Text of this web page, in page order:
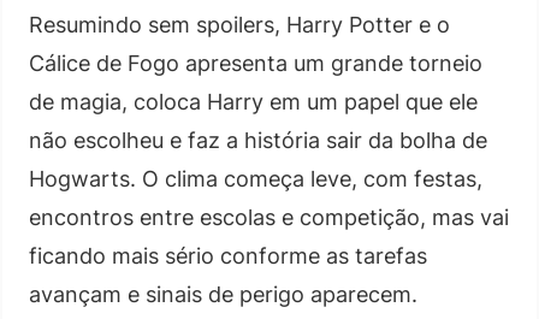
Resumindo sem spoilers, Harry Potter e o
Cálice de Fogo apresenta um grande torneio
de magia, coloca Harry em um papel que ele
não escolheu e faz a história sair da bolha de
Hogwarts. O clima começa leve, com festas,
encontros entre escolas e competição, mas vai
ficando mais sério conforme as tarefas
avançam e sinais de perigo aparecem.